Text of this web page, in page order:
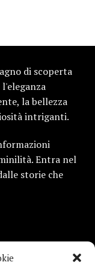
di scoperta
la bellezza
intriganti.
Entra nel
storie che